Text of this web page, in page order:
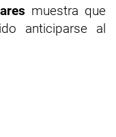
muestra que
anticiparse al